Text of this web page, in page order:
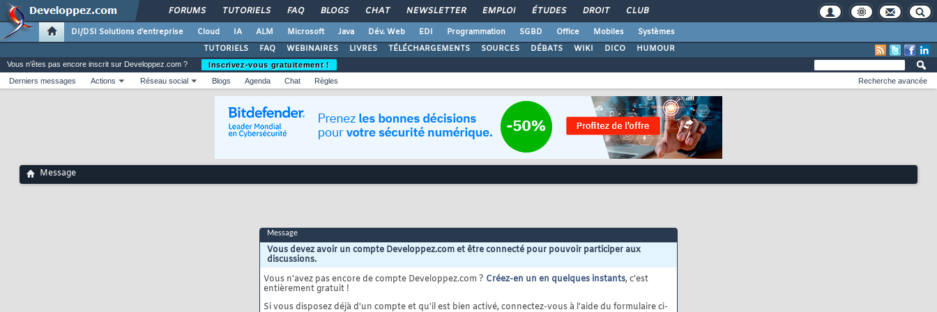
FORUMS TUTORIELS FAQ BLOGS CHAT NEWSLETTER EMPLOI ÉTUDES DROIT CLUB
DI/DSI Solutions d'entreprise Cloud IA ALM Microsoft Java Dév. Web EDI Programmation SGBD Office Mobiles
Systèmes
TUTORIELS
FAQ WEBINAIRES LIVRES TÉLÉCHARGEMENTS SOURCES DÉBATS WIKI DICO HUMOUR
Vous n'êtes pas encore inscrit sur Developpez.com ?
Inscrivez-vous gratuitement !
Derniers messages
Actions Réseau social Blogs Agenda Chat Règles Recherche avancée
Message
Message
Vous devez avoir un compte Developpez.com et être connecté pour pouvoir participer aux
discussions.
Vous n'avez pas encore de compte Developpez.com ? Créez-en un en quelques instants, c'est
entièrement gratuit !
Si vous disposez déjà d'un compte et qu'il est bien activé, connectez-vous à l'aide du formulaire ci-